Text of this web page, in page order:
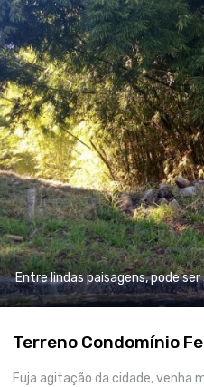
Entre lindas paisagens, pode
Terreno Condomínio
Fuja agitação da cidade, venha